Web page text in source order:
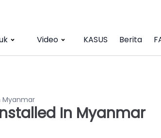
Video KASUS Berita
Myanmar
In Myanmar